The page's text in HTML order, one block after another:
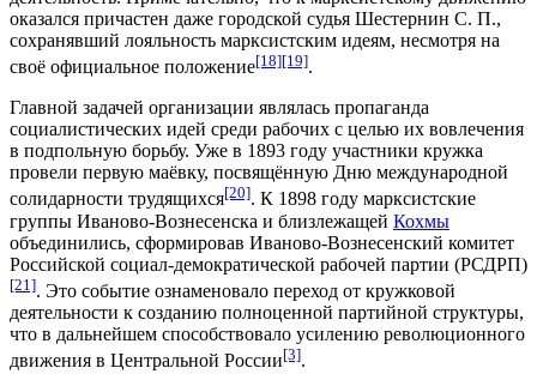
оказался причастен даже городской судья Шестернин С. П.,
сохранявший лояльность марксистским идеям, несмотря на
своё официальное положение[18][19].
Главной задачей организации являлась пропаганда
социалистических идей среди рабочих с целью их вовлечения
в подпольную борьбу. Уже в 1893 году участники кружка
провели первую маёвку, посвящённую Дню международной
солидарности трудящихся[20]. К 1898 году марксистские
группы Иваново-Вознесенска и близлежащей Кохмы
объединились, сформировав Иваново-Вознесенский комитет
Российской социал-демократической рабочей партии (РСДРП)
[21]. Это событие ознаменовало переход от кружковой
деятельности к созданию полноценной партийной структуры,
что в дальнейшем способствовало усилению революционного
движения в Центральной России[3].